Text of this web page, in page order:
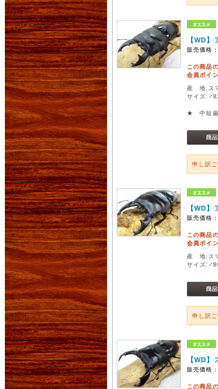
【WD
販売価格
この商品
会員ポイ
産 地:ス
サイズ
★ 中短
申し訳
【WD
販売価格
この商品
会員ポイ
産 地:ス
サイズ
申し訳
【WD
販売価格
この商品